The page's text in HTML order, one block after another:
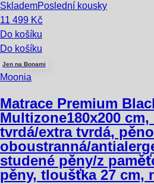
SklademPoslední kousky
11 499 Kč
Do košíku
Do košíku
Jen na Bonami
Moonia
Matrace Premium
Multizone180x200
tvrdá/extra tvrdá,
oboustranná/
studené pěny/z
pěny, tloušťka 27 cm,